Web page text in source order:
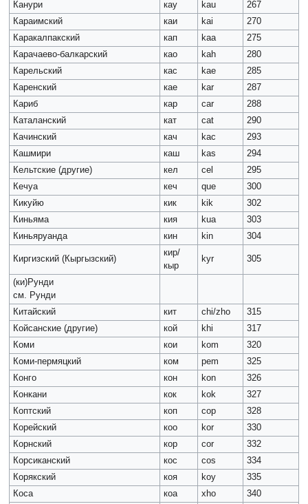
Канури кау kau
267
Караимский
каи kai
270
Каракалпакский
кап kaa
275
Карачаево-балкарский
као kah
280
Карельский
кас kae
285
Каренский
кае kar
287
Кариб
кар car
288
Каталанский
кат cat
290
Качинский
кач kac
293
Кашмири
каш kas
294
Кельтские (другие)
кел cel
295
Кечуа
кеч que
300
Кикуйю
кик kik
302
Киньяма
кия kua
303
Киньяруанда
кин kin 304
Киргизский (Кыргызский)
кир/
кыр
kyr 305
(ки)Рунди
см. Рунди
Китайский
кит chi/zho
315
Койсанские (другие)
кой khi
317
Коми
кои kom
320
Коми-пермяцкий
ком pem
325
Конго
кон kon
326
Конкани
кок kok
327
Коптский
коп cop
328
Корейский
коо kor
330
Корнский
кор cor
332
Корсиканский
кос cos
334
Корякский
коя koy
335
Коса
коа xho
340